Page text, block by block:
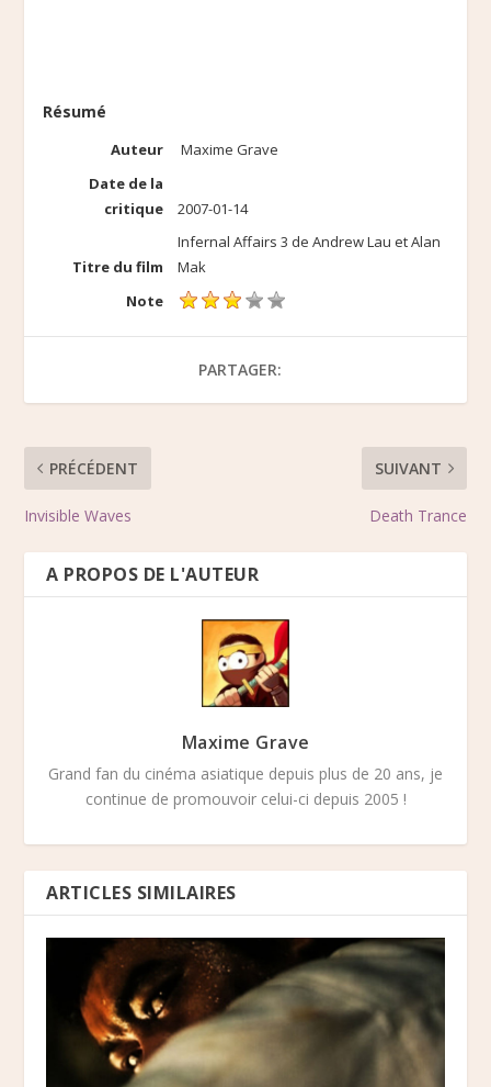
Résumé
Auteur
Maxime Grave
Date de la
critique
2007-01-14
Titre du film
Infernal Affairs 3 de Andrew Lau et Alan
Mak
Note
PARTAGER:
PRÉCÉDENT
Invisible Waves
SUIVANT
Death Trance
A PROPOS DE L'AUTEUR
Maxime Grave
Grand fan du cinéma asiatique depuis plus de 20 ans, je
continue de promouvoir celui-ci depuis 2005 !
ARTICLES SIMILAIRES